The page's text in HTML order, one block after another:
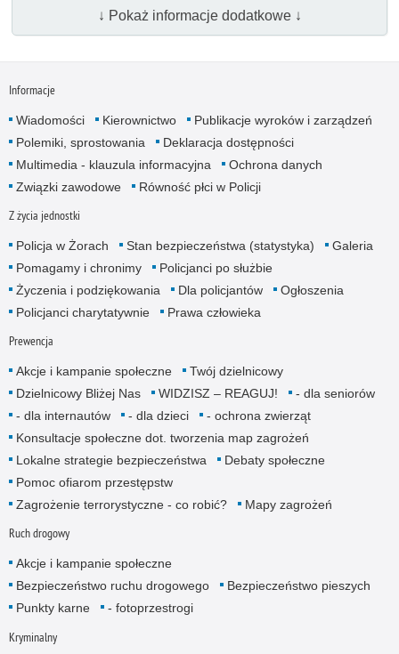
↓ Pokaż informacje dodatkowe ↓
Informacje
Wiadomości Kierownictwo
Publikacje wyroków i zarządzeń
Polemiki, sprostowania
Deklaracja dostępności
Multimedia - klauzula informacyjna
Ochrona danych
Związki zawodowe
Równość płci w Policji
Z życia jednostki
Policja w Żorach Stan bezpieczeństwa (statystyka)
Galeria
Pomagamy i chronimy
Policjanci po służbie
Życzenia i podziękowania
Dla policjantów
Ogłoszenia
Policjanci charytatywnie
Prawa człowieka
Prewencja
Akcje i kampanie społeczne
Twój dzielnicowy
Dzielnicowy Bliżej Nas
WIDZISZ – REAGUJ!
- dla senio­rów
- dla internautów
- dla dzieci
- ochrona zwierząt
Konsultacje społeczne dot. tworzenia map zagrożeń
Lokalne strategie bezpieczeństwa
Debaty społeczne
Pomoc ofiarom przestępstw
Zagrożenie terrorystyczne - co robić?
Mapy zagrożeń
Ruch drogowy
Akcje i kampanie społeczne
Bezpieczeństwo ruchu drogowego
Bezpieczeństwo pieszych
Punkty karne
- fotoprzestrogi
Kryminalny